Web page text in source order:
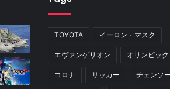
TOYOTA イーロン・マスク
エヴァンゲリオン オリンピック
コロナ サッカー チェンソ